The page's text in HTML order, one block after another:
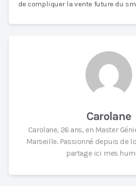
de compliquer la vente future du
Carolane
Carolane, 26 ans, en Master
Marseille. Passionné depuis de
partage ici mes